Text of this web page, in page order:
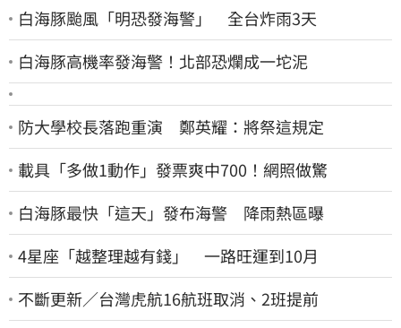
白海豚颱風「明恐發海警」 全台炸雨3天
白海豚高機率發海警！北部恐爛成一坨泥
防大學校長落跑重演 鄭英耀：將祭這規定
載具「多做1動作」發票爽中700！網照做驚
白海豚最快「這天」發布海警 降雨熱區曝
4星座「越整理越有錢」 一路旺運到10月
不斷更新／台灣虎航16航班取消、2班提前